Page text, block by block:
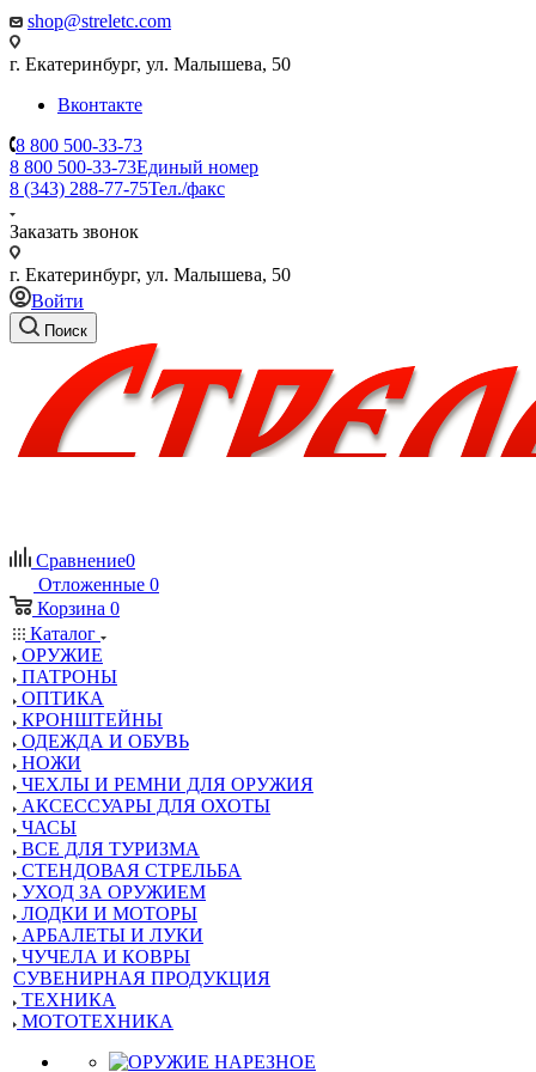
shop@streletc.com
г. Екатеринбург, ул. Малышева, 50
Вконтакте
8 800 500-33-73
8 800 500-33-73Единый номер
8 (343) 288-77-75Тел./факс
Заказать звонок
г. Екатеринбург, ул. Малышева, 50
Войти
Поиск
Сравнение0
Отложенные 0
Корзина 0
Каталог
ОРУЖИЕ
ПАТРОНЫ
ОПТИКА
КРОНШТЕЙНЫ
ОДЕЖДА И ОБУВЬ
НОЖИ
ЧЕХЛЫ И РЕМНИ ДЛЯ ОРУЖИЯ
АКСЕССУАРЫ ДЛЯ ОХОТЫ
ЧАСЫ
ВСЕ ДЛЯ ТУРИЗМА
СТЕНДОВАЯ СТРЕЛЬБА
УХОД ЗА ОРУЖИЕМ
ЛОДКИ И МОТОРЫ
АРБАЛЕТЫ И ЛУКИ
ЧУЧЕЛА И КОВРЫ
СУВЕНИРНАЯ ПРОДУКЦИЯ
ТЕХНИКА
МОТОТЕХНИКА